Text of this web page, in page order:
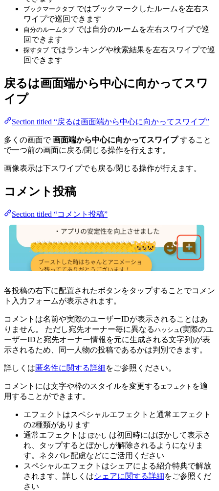
ブックマークタブ ではブックマークしたルームを左右ス
ワイプで巡回できます
自分のルームタブ では自分のルームを左右スワイプで巡
回できます
探すタブ ではランキングや検索結果を左右スワイプで巡
回できます
戻るは画面端から中心に向かってスワ
イプ
Section titled “戻るは画面端から中心に向かってスワイプ”
多くの画面で画面端から中心に向かってスワイプすること
で一つ前の画面に戻る/閉じる操作を行えます。
画像表示は下スワイプでも戻る/閉じる操作が行えます。
コメント投稿
Section titled “コメント投稿”
各投稿の右下に配置されたボタンをタップすることでコメン
ト入力フォームが表示されます。
コメントは名前や実際のユーザーIDが表示されることはあ
りません。 ただし宛先オーナー毎に異なるハッシュ (実際のユ
ーザーIDと宛先オーナー情報を元に生成される文字列)が表
示されるため、同一人物の投稿であるかは判別できます。
詳しくは匿名性に関する詳細をご参照ください。
コメントには文字や枠のスタイルを変更する エフェクト を適
用することができます。
エフェクトはスペシャルエフェクトと通常エフェクト
の2種類があります
通常エフェクトは ぼかし は初回時にはぼかして表示さ
れ、タップするとぼかしが解除されるようになりま
す。ネタバレ配慮などにご活用ください
スペシャルエフェクトはシェアによる紹介特典で解放
されます。詳しくはシェアに関する詳細をご参照くだ
さい